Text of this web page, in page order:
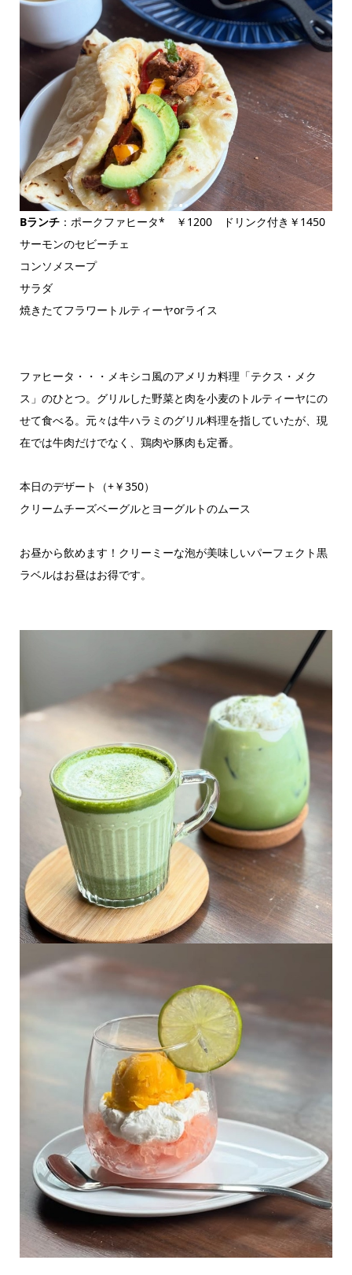
Bランチ：ポークファヒータ* ￥1200 ドリンク付き￥1450
サーモンのセビーチェ
コンソメスープ
サラダ
焼きたてフラワートルティーヤorライス
ファヒータ・・・メキシコ風のアメリカ料理「テクス・メク
ス」のひとつ。グリルした野菜と肉を小麦のトルティーヤにの
せて食べる。元々は牛ハラミのグリル料理を指していたが、現
在では牛肉だけでなく、鶏肉や豚肉も定番。
本日のデザート（+￥350）
クリームチーズベーグルとヨーグルトのムース
お昼から飲めます！クリーミーな泡が美味しいパーフェクト黒
ラベルはお昼はお得です。